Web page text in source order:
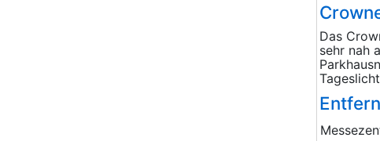
Das
sehr nah